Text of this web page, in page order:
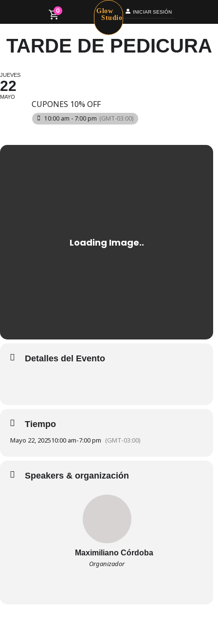
INICIAR SESIÓN
Glow
Studio
0
TARDE DE PEDICURA
JUEVES
22
MAYO
CUPONES 10% OFF
10:00 am - 7:00 pm (GMT-03:00)
Detalles del Evento
Tiempo
Mayo 22, 202510:00 am-7:00 pm (GMT-03:00)
Speakers & organización
Maximiliano Córdoba
Organizador